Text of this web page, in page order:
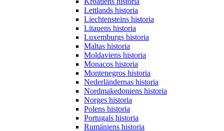
Lettlands historia
Liechtensteins historia
Litauens historia
Luxemburgs historia
Maltas historia
Moldaviens historia
Monacos historia
Montenegros historia
Nederländernas historia
Nordmakedoniens historia
Norges historia
Polens historia
Portugals historia
Rumäniens historia